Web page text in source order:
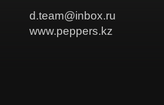
d.team@inbox.ru
www.peppers.kz